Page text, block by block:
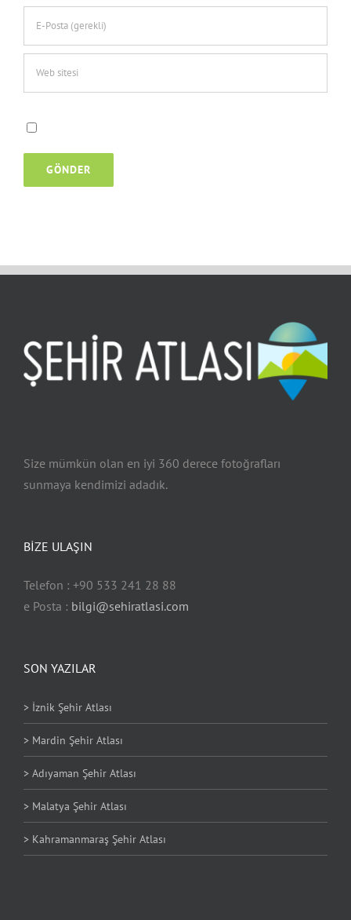
Size mümkün olan en iyi 360 derece fotoğrafları
sunmaya kendimizi adadık.
SON YAZILAR
> İznik Şehir Atlası
> Mardin Şehir Atlası
> Adıyaman Şehir Atlası
> Malatya Şehir Atlası
> Kahramanmaraş Şehir Atlası
BİZE ULAŞIN
Telefon : +90 533 241 28 88
e Posta : bilgi@sehiratlasi.com